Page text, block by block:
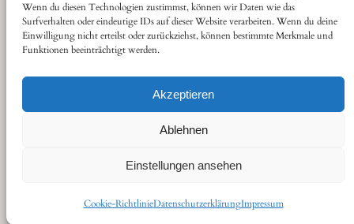
Wenn du diesen Technologien zustimmst, können wir Daten wie das
Surfverhalten oder eindeutige IDs auf dieser Website verarbeiten. Wenn du deine
Einwilligung nicht erteilst oder zurückziehst, können bestimmte Merkmale und
Funktionen beeinträchtigt werden.
Akzeptieren
Ablehnen
Einstellungen ansehen
Cookie-RichtlinieDatenschutzerklärungImpressum
Über
Kontakt
Datenschutz
Datenschutzerklärung
Haftungsausschluss
Impressum
Social
sitestoserve.de